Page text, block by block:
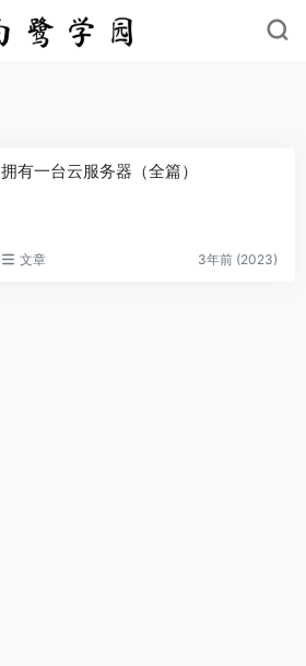
拥有一台云服务器（全篇）
文章 3年前 (2023)